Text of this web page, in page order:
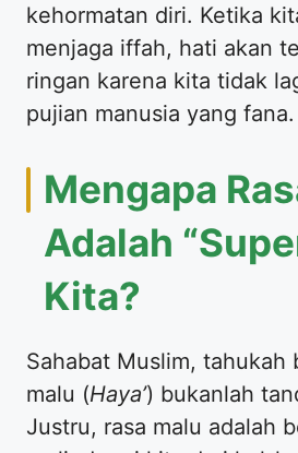
kehormatan diri. Ketika
menjaga iffah, hati akan
ringan karena kita tidak
pujian manusia yang fana.
​Mengapa
Adalah
Kita?
​Sahabat Muslim, tahukah
malu (Haya’) bukanlah
Justru, rasa malu adalah